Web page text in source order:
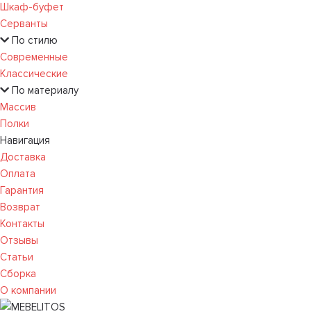
Шкаф-буфет
Серванты
По стилю
Современные
Классические
По материалу
Массив
Полки
Навигация
Доставка
Оплата
Гарантия
Возврат
Контакты
Отзывы
Статьи
Сборка
О компании